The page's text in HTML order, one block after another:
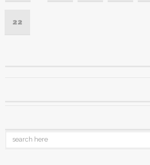
22